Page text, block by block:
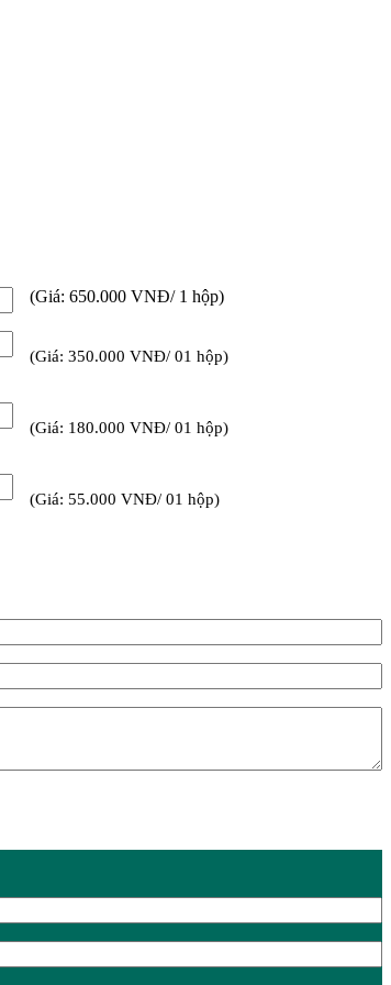
(Giá: 650.000 VNĐ/ 1 hộp)
(Giá: 350.000 VNĐ/ 01 hộp)
(Giá: 180.000 VNĐ/ 01 hộp)
(Giá: 55.000 VNĐ/ 01 hộp)